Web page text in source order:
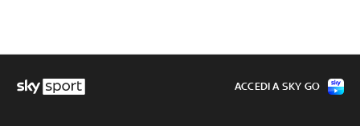
ACCEDI A SKY GO